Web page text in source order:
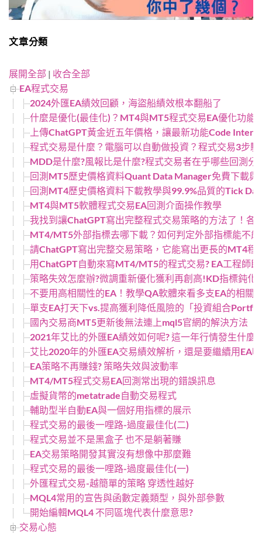
文章分類
展開全部 | 收合全部
EA程式交易
2024外匯EA績效回顧，海盜船績效根本翻船了
什麼是優化(最佳化)？MT4與MT5程式交易EA優化功能
上傳ChatGPT黃金近五年價格，讓最新功能Code
程式交易是什麼？電腦可以自動做投資？程式交易3步
MDD是什麼?風報比是什麼?程式交易者在乎哪些回測分
回測MT5歷史價格資料Quant Data Manager免費下載
回測MT4歷史價格資料下載教學與99.9%品質的Tick
MT4與MT5軟體程式交易EA回測介面操作教學
我找到讓ChatGPT寫出完整程式交易策略的方法了！各
MT4/MT5外部指標去哪下載？如何判定外部指標能不
請ChatGPT寫出完整交易策略，它能寫出更長的MT4程
用ChatGPT自動來寫MT4/MT5的程式交易? EA工程師
策略失效怎麼辦?微調重新優化獲利再創高!KD指標鈍化
不要用高相關性的EA！教學QA軟體來看多支EA的相關
單支EA打天下vs.提高獲利降低風險的「投資組合
國內交易商MT5更新後無法連上mql5官網的解決方法
2021年艾比的外匯EA績效如何呢? 這一年行情發生什麼
艾比2020年的外匯EA交易績效解析，還是要繼續用EA
EA策略不再賺錢? 策略失效與波動率
MT4/MT5程式交易EA回測常出現的錯誤訊息
虛擬貨幣的metatrade自動交易程式
輔助型半自動EA與一個好用指標的展示
程式交易的最後一哩路-過度最佳化(二)
程式交易並不是黑盒子 也不是躺著賺
EA交易策略開發其實沒有想像中那麼難
程式交易的最後一哩路-過度最佳化(一)
外匯程式交易-越簡單的策略 穿透性越好
MQL4常用的宣告與函數定義類型，與外部參數
開始編輯MQL4 不同區塊代表什麼意思?
交易心態